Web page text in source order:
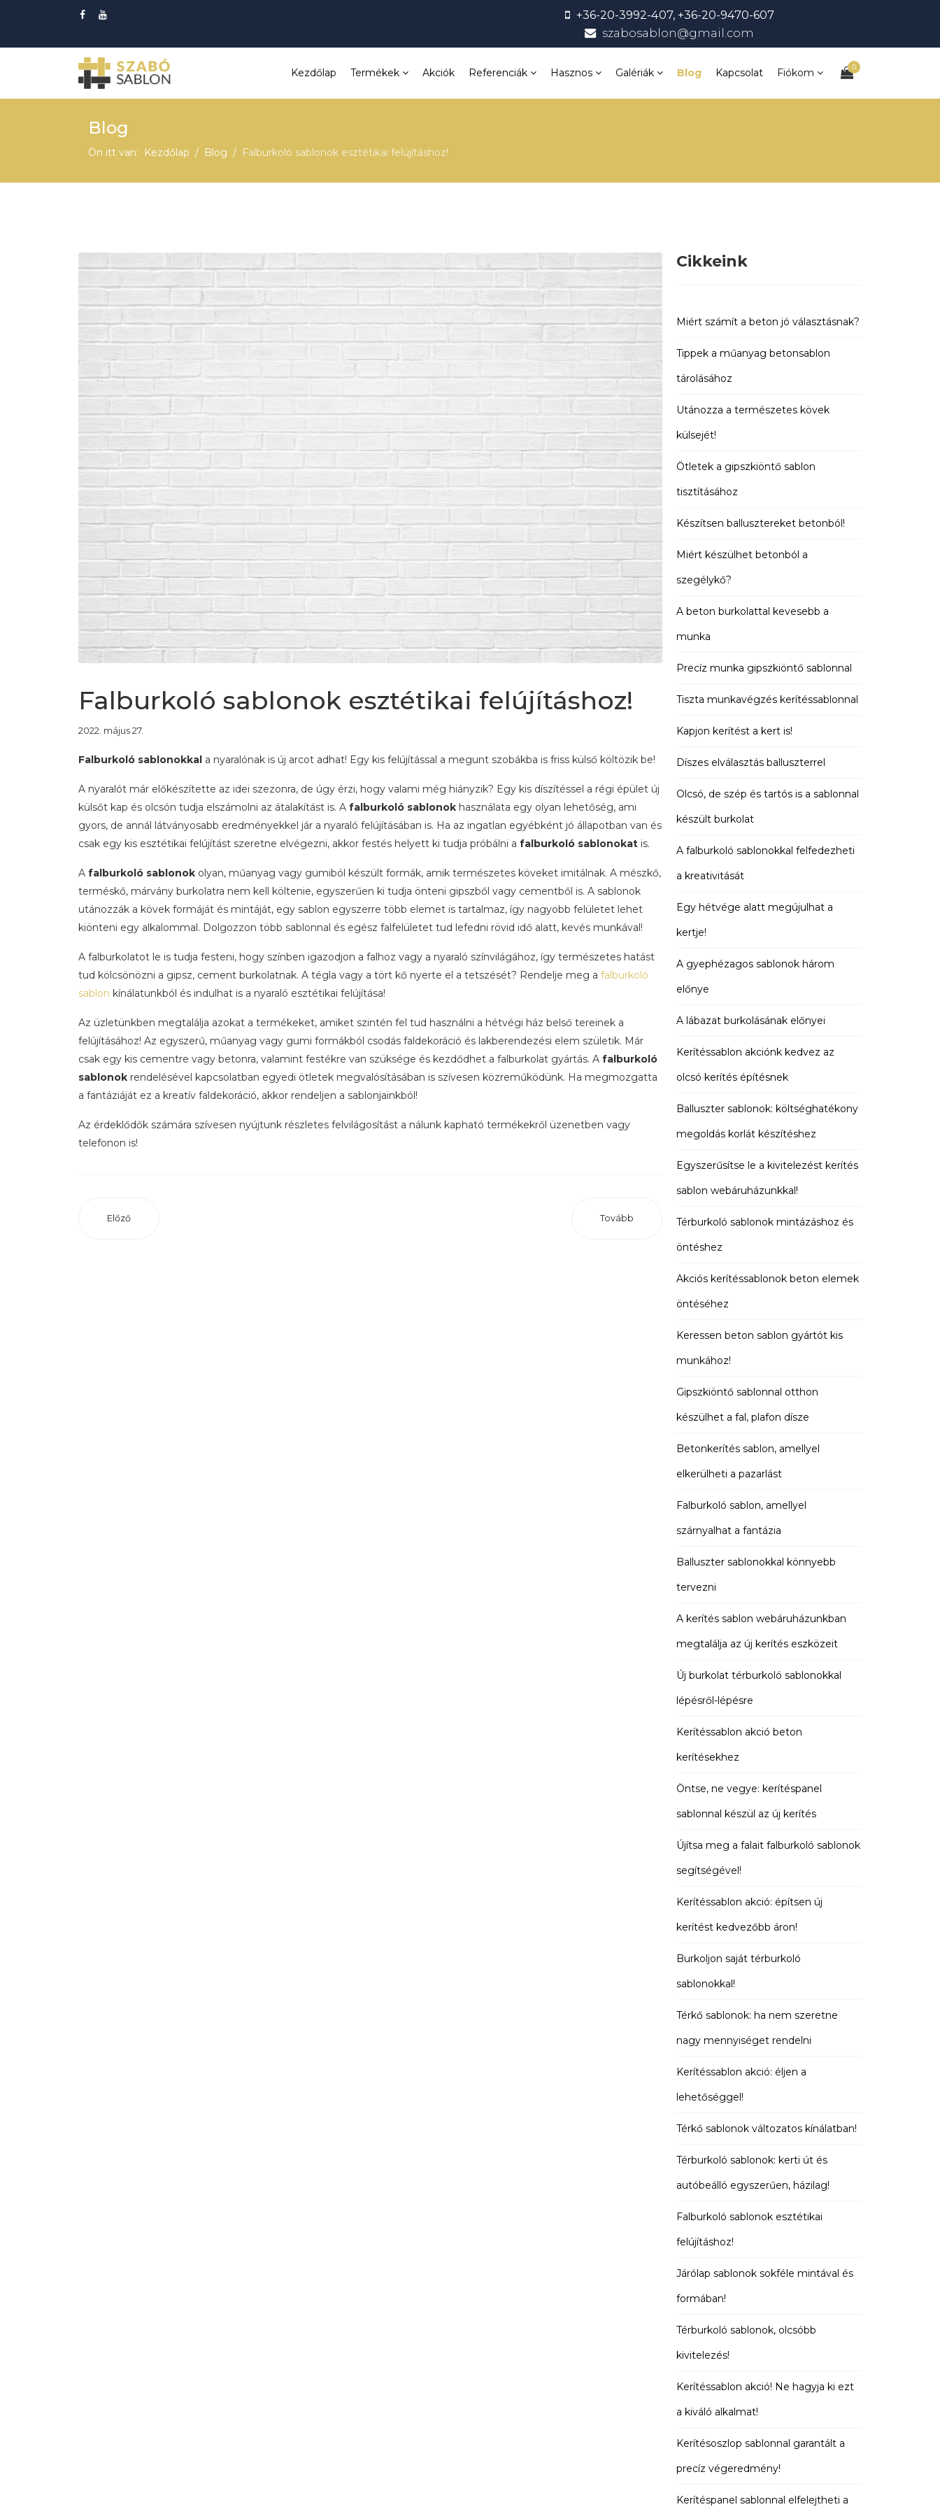
+36-20-3992-407, +36-20-9470-607
szabosablon@gmail.com
0
Kezdőlap Termékek Akciók Referenciák Hasznos Galériák Blog Kapcsolat Fiókom
Blog
Ön itt van: Kezdőlap Blog Falburkoló sablonok esztétikai felújításhoz!
Falburkoló sablonok esztétikai felújításhoz!
2022. május 27.
Falburkoló sablonokkala nyaralónak is új arcot adhat! Egy kis felújítással a megunt szobákba is friss külső költözik be!
A nyaralót már előkészítette az idei szezonra, de úgy érzi, hogy valami még hiányzik? Egy kis díszítéssel a régi épület új
külsőt kap és olcsón tudja elszámolni az átalakítást is. A falburkoló sablonokhasználata egy olyan lehetőség, ami
gyors, de annál látványosabb eredményekkel jár a nyaraló felújításában is. Ha az ingatlan egyébként jó állapotban van és
csak egy kis esztétikai felújítást szeretne elvégezni, akkor festés helyett ki tudja próbálni a falburkoló sablonokatis.
A falburkoló sablonokolyan, műanyag vagy gumiból készült formák, amik természetes köveket imitálnak. A mészkő,
terméskő, márvány burkolatra nem kell költenie, egyszerűen ki tudja önteni gipszből vagy cementből is. A sablonok
utánozzák a kövek formáját és mintáját, egy sablon egyszerre több elemet is tartalmaz, így nagyobb felületet lehet
kiönteni egy alkalommal. Dolgozzon több sablonnal és egész falfelületet tud lefedni rövid idő alatt, kevés munkával!
A falburkolatot le is tudja festeni, hogy színben igazodjon a falhoz vagy a nyaraló színvilágához, így természetes hatást
tud kölcsönözni a gipsz, cement burkolatnak. A tégla vagy a tört kő nyerte el a tetszését? Rendelje meg a falburkoló
sablon kínálatunkból és indulhat is a nyaraló esztétikai felújítása!
Az üzletünkben megtalálja azokat a termékeket, amiket szintén fel tud használni a hétvégi ház belső tereinek a
felújításához! Az egyszerű, műanyag vagy gumi formákból csodás faldekoráció és lakberendezési elem születik. Már
csak egy kis cementre vagy betonra, valamint festékre van szüksége és kezdődhet a falburkolat gyártás. A falburkoló
sablonokrendelésével kapcsolatban egyedi ötletek megvalósításában is szívesen közreműködünk. Ha megmozgatta
a fantáziáját ez a kreatív faldekoráció, akkor rendeljen a sablonjainkból!
Az érdeklődők számára szívesen nyújtunk részletes felvilágosítást a nálunk kapható termékekről üzenetben vagy
telefonon is!
Előző Tovább
Cikkeink
Miért számít a beton jó választásnak?
Tippek a műanyag betonsablon
tárolásához
Utánozza a természetes kövek
külsejét!
Ötletek a gipszkiöntő sablon
tisztításához
Készítsen ballusztereket betonból!
Miért készülhet betonból a
szegélykő?
A beton burkolattal kevesebb a
munka
Precíz munka gipszkiöntő sablonnal
Tiszta munkavégzés kerítéssablonnal
Kapjon kerítést a kert is!
Díszes elválasztás balluszterrel
Olcsó, de szép és tartós is a sablonnal
készült burkolat
A falburkoló sablonokkal felfedezheti
a kreativitását
Egy hétvége alatt megújulhat a
kertje!
A gyephézagos sablonok három
előnye
A lábazat burkolásának előnyei
Kerítéssablon akciónk kedvez az
olcsó kerítés építésnek
Balluszter sablonok: költséghatékony
megoldás korlát készítéshez
Egyszerűsítse le a kivitelezést kerítés
sablon webáruházunkkal!
Térburkoló sablonok mintázáshoz és
öntéshez
Akciós kerítéssablonok beton elemek
öntéséhez
Keressen beton sablon gyártót kis
munkához!
Gipszkiöntő sablonnal otthon
készülhet a fal, plafon dísze
Betonkerítés sablon, amellyel
elkerülheti a pazarlást
Falburkoló sablon, amellyel
szárnyalhat a fantázia
Balluszter sablonokkal könnyebb
tervezni
A kerítés sablon webáruházunkban
megtalálja az új kerítés eszközeit
Új burkolat térburkoló sablonokkal
lépésről-lépésre
Kerítéssablon akció beton
kerítésekhez
Öntse, ne vegye: kerítéspanel
sablonnal készül az új kerítés
Újítsa meg a falait falburkoló sablonok
segítségével!
Kerítéssablon akció: építsen új
kerítést kedvezőbb áron!
Burkoljon saját térburkoló
sablonokkal!
Térkő sablonok: ha nem szeretne
nagy mennyiséget rendelni
Kerítéssablon akció: éljen a
lehetőséggel!
Térkő sablonok változatos kínálatban!
Térburkoló sablonok: kerti út és
autóbeálló egyszerűen, házilag!
Falburkoló sablonok esztétikai
felújításhoz!
Járólap sablonok sokféle mintával és
formában!
Térburkoló sablonok, olcsóbb
kivitelezés!
Kerítéssablon akció! Ne hagyja ki ezt
a kiváló alkalmat!
Kerítésoszlop sablonnal garantált a
precíz végeredmény!
Kerítéspanel sablonnal elfelejtheti a